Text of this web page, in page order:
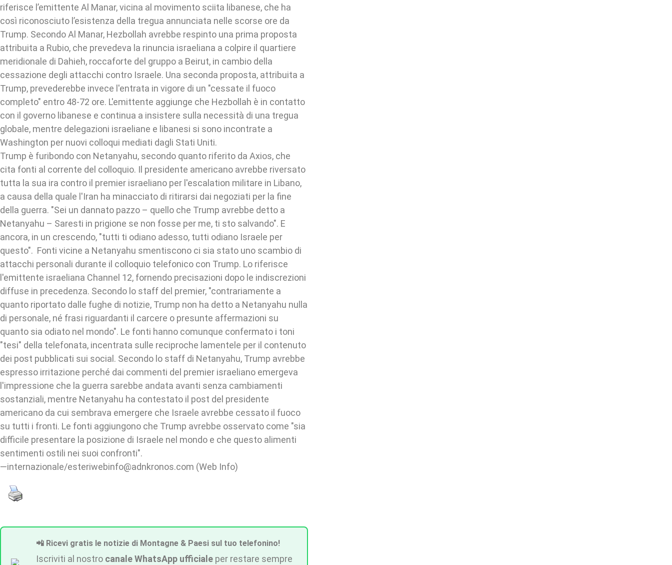
riferisce l’emittente Al Manar, vicina al movimento sciita libanese, che ha
così riconosciuto l’esistenza della tregua annunciata nelle scorse ore da
Trump. Secondo Al Manar, Hezbollah avrebbe respinto una prima proposta
attribuita a Rubio, che prevedeva la rinuncia israeliana a colpire il quartiere
meridionale di Dahieh, roccaforte del gruppo a Beirut, in cambio della
cessazione degli attacchi contro Israele. Una seconda proposta, attribuita a
Trump, prevederebbe invece l'entrata in vigore di un "cessate il fuoco
completo" entro 48-72 ore. L'emittente aggiunge che Hezbollah è in contatto
con il governo libanese e continua a insistere sulla necessità di una tregua
globale, mentre delegazioni israeliane e libanesi si sono incontrate a
Washington per nuovi colloqui mediati dagli Stati Uniti.
Trump è furibondo con Netanyahu, secondo quanto riferito da Axios, che
cita fonti al corrente del colloquio. Il presidente americano avrebbe riversato
tutta la sua ira contro il premier israeliano per l'escalation militare in Libano,
a causa della quale l'Iran ha minacciato di ritirarsi dai negoziati per la fine
della guerra. "Sei un dannato pazzo – quello che Trump avrebbe detto a
Netanyahu – Saresti in prigione se non fosse per me, ti sto salvando". E
ancora, in un crescendo, "tutti ti odiano adesso, tutti odiano Israele per
questo". Fonti vicine a Netanyahu smentiscono ci sia stato uno scambio di
attacchi personali durante il colloquio telefonico con Trump. Lo riferisce
l'emittente israeliana Channel 12, fornendo precisazioni dopo le indiscrezioni
diffuse in precedenza. Secondo lo staff del premier, "contrariamente a
quanto riportato dalle fughe di notizie, Trump non ha detto a Netanyahu nulla
di personale, né frasi riguardanti il carcere o presunte affermazioni su
quanto sia odiato nel mondo". Le fonti hanno comunque confermato i toni
"tesi" della telefonata, incentrata sulle reciproche lamentele per il contenuto
dei post pubblicati sui social. Secondo lo staff di Netanyahu, Trump avrebbe
espresso irritazione perché dai commenti del premier israeliano emergeva
l'impressione che la guerra sarebbe andata avanti senza cambiamenti
sostanziali, mentre Netanyahu ha contestato il post del presidente
americano da cui sembrava emergere che Israele avrebbe cessato il fuoco
su tutti i fronti. Le fonti aggiungono che Trump avrebbe osservato come "sia
difficile presentare la posizione di Israele nel mondo e che questo alimenti
sentimenti ostili nei suoi confronti".
—internazionale/esteriwebinfo@adnkronos.com (Web Info)
📲 Ricevi gratis le notizie di Montagne & Paesi sul tuo telefonino!
Iscriviti al nostro canale WhatsApp ufficiale per restare sempre